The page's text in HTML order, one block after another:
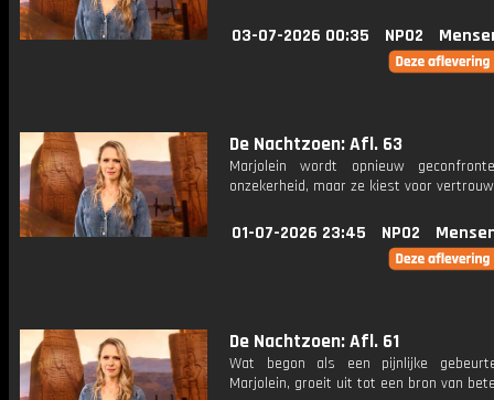
03-07-2026 00:35 NPO2
De Nachtzoen: Afl. 63
Marjolein wordt opnieuw
onzekerheid, maar ze kiest voor
01-07-2026 23:45 NPO2
De Nachtzoen: Afl. 61
Wat begon als een pijnlijke
Marjolein, groeit uit tot een bron van